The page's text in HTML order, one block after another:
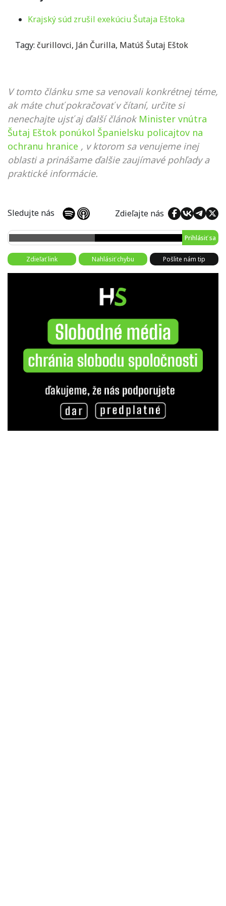
Krajský súd zrušil exekúciu Šutaja Eštoka
Tagy: čurillovci, Ján Čurilla, Matúš Šutaj Eštok
V tomto článku sme sa venovali konkrétnej téme,
ak máte chuť pokračovať v čítaní, určite si
nenechajte ujsť aj ďalší článok Minister vnútra
Šutaj Eštok ponúkol Španielsku policajtov na
ochranu hranice , v ktorom sa venujeme inej
oblasti a prinášame ďalšie zaujímavé pohľady a
praktické informácie.
Sledujte nás Zdieľajte nás
Prihlásiť sa
Zdieľať link Nahlásiť chybu Pošlite nám tip